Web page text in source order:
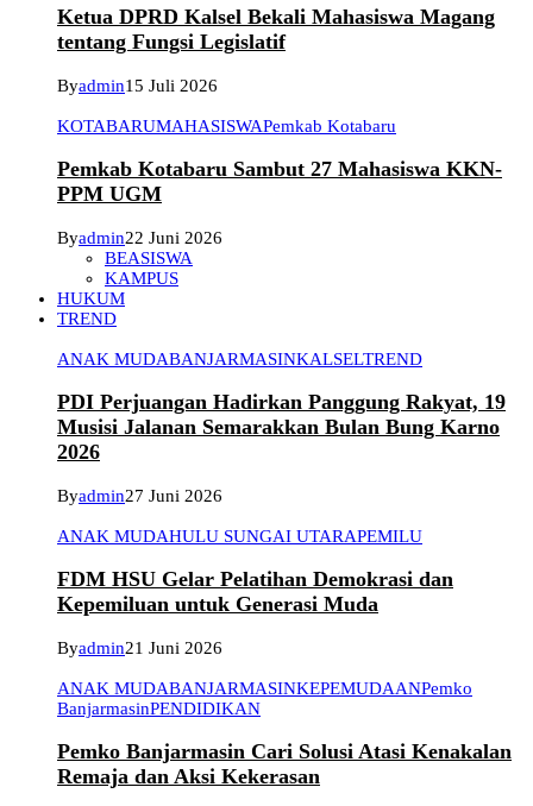
Ketua DPRD Kalsel Bekali Mahasiswa Magang
tentang Fungsi Legislatif
Byadmin15 Juli 2026
KOTABARUMAHASISWAPemkab Kotabaru
Pemkab Kotabaru Sambut 27 Mahasiswa KKN-
PPM UGM
Byadmin22 Juni 2026
BEASISWA
KAMPUS
HUKUM
TREND
ANAK MUDABANJARMASINKALSELTREND
PDI Perjuangan Hadirkan Panggung Rakyat, 19
Musisi Jalanan Semarakkan Bulan Bung Karno
2026
Byadmin27 Juni 2026
ANAK MUDAHULU SUNGAI UTARAPEMILU
FDM HSU Gelar Pelatihan Demokrasi dan
Kepemiluan untuk Generasi Muda
Byadmin21 Juni 2026
ANAK MUDABANJARMASINKEPEMUDAANPemko
BanjarmasinPENDIDIKAN
Pemko Banjarmasin Cari Solusi Atasi Kenakalan
Remaja dan Aksi Kekerasan